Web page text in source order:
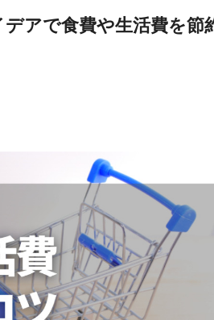
アで食費や生活費を節